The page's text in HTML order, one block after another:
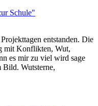
Schule"
entstanden. Die
mit Konflikten, Wut,
es mir zu viel wird sage
Bild. Wutsterne,